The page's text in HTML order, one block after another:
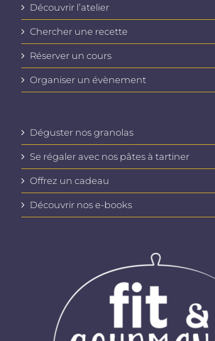
Découvrir l’atelier
Chercher une recette
Réserver un cours
Organiser un évènement
Déguster nos granolas
Se régaler avec nos pâtes à tartiner
Offrez un cadeau
Découvrir nos e-books